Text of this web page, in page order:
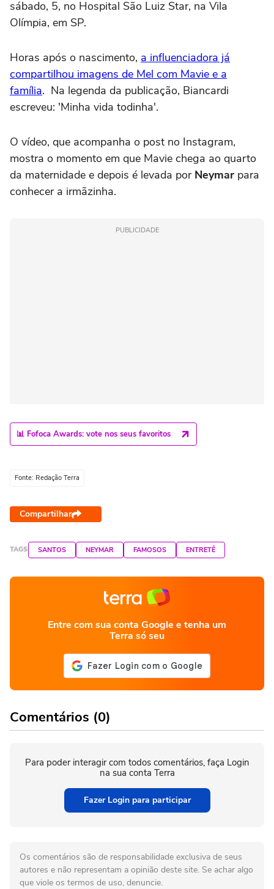
sábado, 5, no Hospital São Luiz Star, na Vila
Olímpia, em SP.
Horas após o nascimento, a influenciadora já
compartilhou imagens de Mel com Mavie e a
família. Na legenda da publicação, Biancardi
escreveu: 'Minha vida todinha'.
O vídeo, que acompanha o post no Instagram,
mostra o momento em que Mavie chega ao quarto
da maternidade e depois é levada por Neymar para
conhecer a irmãzinha.
PUBLICIDADE
📊 Fofoca Awards: vote nos seus favoritos
Fonte: Redação Terra
Compartilhar
TAGS SANTOS NEYMAR FAMOSOS ENTRETÊ
Entre com sua conta Google e tenha um
Terra só seu
Comentários (0)
Para poder interagir com todos comentários, faça Login
na sua conta Terra
Fazer Login para participar
Os comentários são de responsabilidade exclusiva de seus
autores e não representam a opinião deste site. Se achar algo
que viole os termos de uso, denuncie.